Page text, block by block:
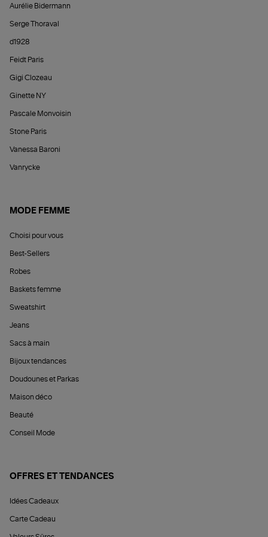
Aurélie Bidermann
Serge Thoraval
d1928
Feidt Paris
Gigi Clozeau
Ginette NY
Pascale Monvoisin
Stone Paris
Vanessa Baroni
Vanrycke
MODE FEMME
Choisi pour vous
Best-Sellers
Robes
Baskets femme
Sweatshirt
Jeans
Sacs à main
Bijoux tendances
Doudounes et Parkas
Maison déco
Beauté
Conseil Mode
OFFRES ET TENDANCES
Idées Cadeaux
Carte Cadeau